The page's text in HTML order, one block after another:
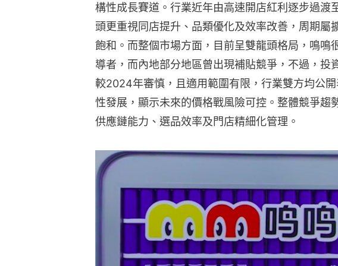
構性成長賽道。行業近年由高速開店紅利逐步過渡
頭更重視同店提升、品類優化及效率改善，周期屬
飽和。而整個市場方面，目前呈雙龍頭格局，鳴鳴
導者，而內地部分地區曾出現補貼競爭，不過，投
較2024年審慎，且適用範圍有限，行業雙方均公
性發展，顯示未來的價格戰風險可控。整體競爭趨
供應鏈能力、選品效率及門店精細化管理。